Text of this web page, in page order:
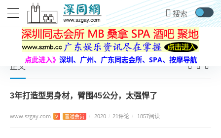
点此进入》 深圳、广州、广东同志会所、SPA、按摩导航
当前位置： 首页 健身 3年打造型男身材，臂围45公分，太强悍了
正文
3年打造型男身材，臂围45公分，太强悍了
www.szgay.com V 普通会员 / 2020 / 21评论 / 1857阅读